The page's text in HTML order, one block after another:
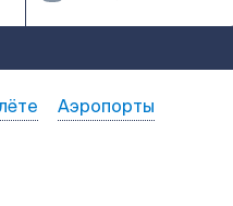
Аэропорты